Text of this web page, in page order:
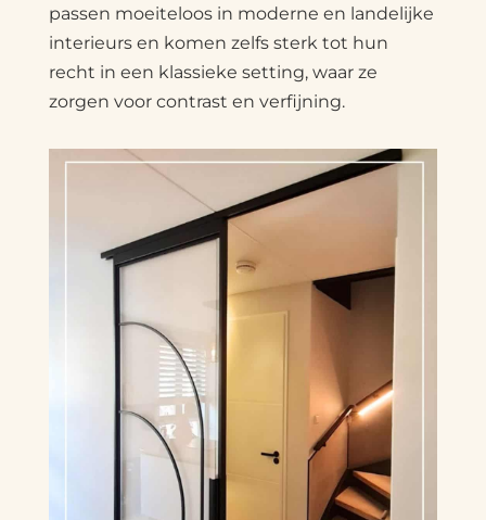
passen moeiteloos in moderne en landelijke
interieurs en komen zelfs sterk tot hun
recht in een klassieke setting, waar ze
zorgen voor contrast en verfijning.